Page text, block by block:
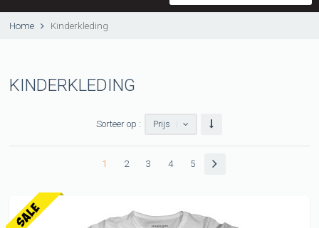
Home Kinderkleding
KINDERKLEDING
Sorteer op : Prijs
1 2 3 4 5